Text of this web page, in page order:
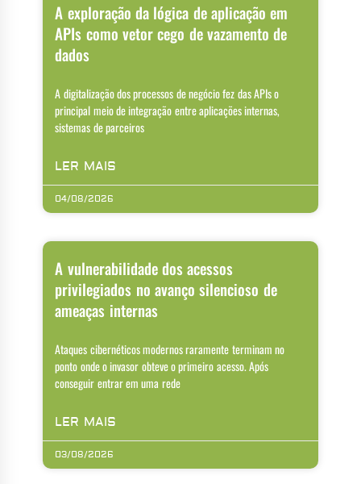
A exploração da lógica de aplicação em
APIs como vetor cego de vazamento de
dados
A digitalização dos processos de negócio fez das APIs o
principal meio de integração entre aplicações internas,
sistemas de parceiros
LER MAIS
04/08/2026
A vulnerabilidade dos acessos
privilegiados no avanço silencioso de
ameaças internas
Ataques cibernéticos modernos raramente terminam no
ponto onde o invasor obteve o primeiro acesso. Após
conseguir entrar em uma rede
LER MAIS
03/08/2026